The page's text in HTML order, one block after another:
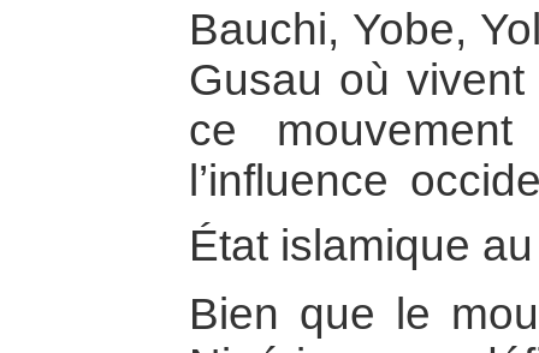
Bauchi, Yobe,
Gusau où
ce
l’influence
État islamique
Bien que le